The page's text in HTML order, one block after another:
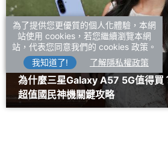
#SAMSUNG三星 #A57
為什麼三星Galaxy A57 5G值得買
超值國民神機關鍵攻略
為了提供您更優質的個人化體驗，本網
站使用 cookies，若您繼續瀏覽本網
站，代表您同意我們的 cookies 政策。
我知道了!
了解隱私權政策